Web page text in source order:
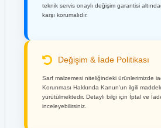
teknik servis onaylı değişim garantisi
karşı korumalıdır.
Değişim & İade Politikası
Sarf malzemesi niteliğindeki ürünlerimizde
Korunması Hakkında Kanun'un ilgili
yürütülmektedir. Detaylı bilgi için İptal ve
inceleyebilirsiniz.